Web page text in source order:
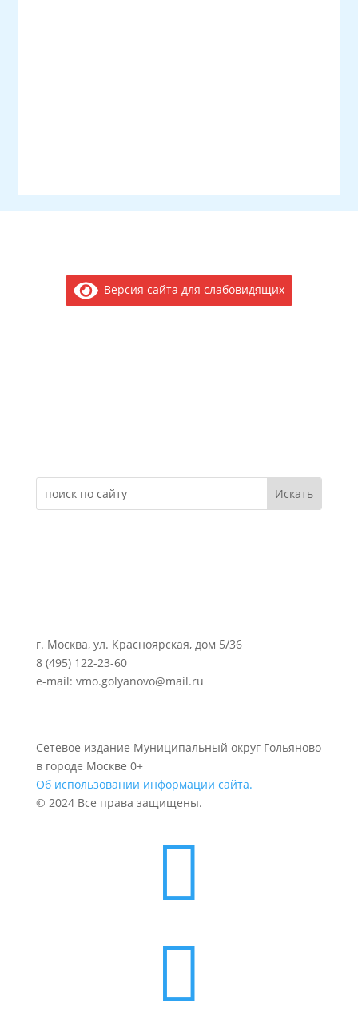
Версия сайта для слабовидящих
г. Москва, ул. Красноярская, дом 5/36
8 (495) 122-23-60
e-mail: vmo.golyanovo@mail.ru
Сетевое издание Муниципальный округ Гольяново
в городе Москве 0+
Об использовании информации сайта.
© 2024 Все права защищены.

